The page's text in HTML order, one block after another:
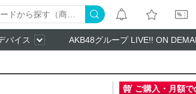
バイス AKB48グループ LIVE!! ON
ご購入・月額